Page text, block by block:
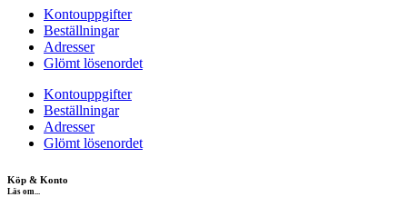
Kontouppgifter
Beställningar
Adresser
Glömt lösenordet
Kontouppgifter
Beställningar
Adresser
Glömt lösenordet
Köp & Konto
Läs om...